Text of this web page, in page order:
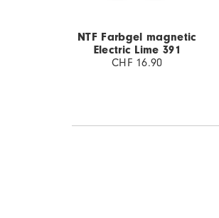
NTF Farbgel magnetic
Electric Lime 391
CHF 16.90